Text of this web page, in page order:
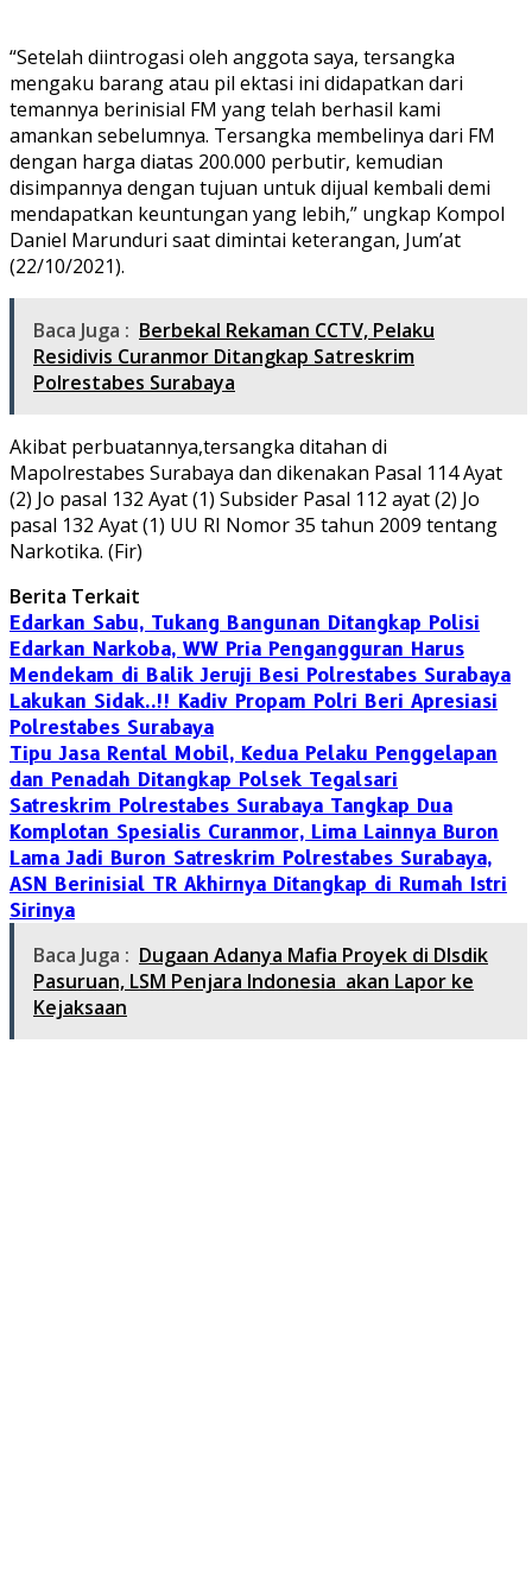
“Setelah diintrogasi oleh anggota saya, tersangka
mengaku barang atau pil ektasi ini didapatkan dari
temannya berinisial FM yang telah berhasil kami
amankan sebelumnya. Tersangka membelinya dari FM
dengan harga diatas 200.000 perbutir, kemudian
disimpannya dengan tujuan untuk dijual kembali demi
mendapatkan keuntungan yang lebih,” ungkap Kompol
Daniel Marunduri saat dimintai keterangan, Jum’at
(22/10/2021).
Baca Juga : Berbekal Rekaman CCTV, Pelaku
Residivis Curanmor Ditangkap Satreskrim
Polrestabes Surabaya
Akibat perbuatannya,tersangka ditahan di
Mapolrestabes Surabaya dan dikenakan Pasal 114 Ayat
(2) Jo pasal 132 Ayat (1) Subsider Pasal 112 ayat (2) Jo
pasal 132 Ayat (1) UU RI Nomor 35 tahun 2009 tentang
Narkotika. (Fir)
Berita Terkait
Edarkan Sabu, Tukang Bangunan Ditangkap Polisi
Edarkan Narkoba, WW Pria Pengangguran Harus
Mendekam di Balik Jeruji Besi Polrestabes Surabaya
Lakukan Sidak..!! Kadiv Propam Polri Beri Apresiasi
Polrestabes Surabaya
Tipu Jasa Rental Mobil, Kedua Pelaku Penggelapan
dan Penadah Ditangkap Polsek Tegalsari
Satreskrim Polrestabes Surabaya Tangkap Dua
Komplotan Spesialis Curanmor, Lima Lainnya Buron
Lama Jadi Buron Satreskrim Polrestabes Surabaya,
ASN Berinisial TR Akhirnya Ditangkap di Rumah Istri
Sirinya
Baca Juga : Dugaan Adanya Mafia Proyek di DIsdik
Pasuruan, LSM Penjara Indonesia akan Lapor ke
Kejaksaan